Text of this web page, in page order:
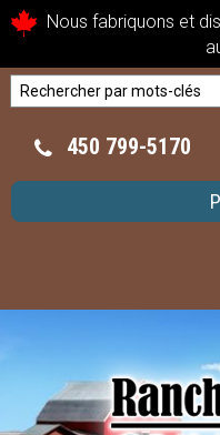
Nous fabriquons et
450 799-5170